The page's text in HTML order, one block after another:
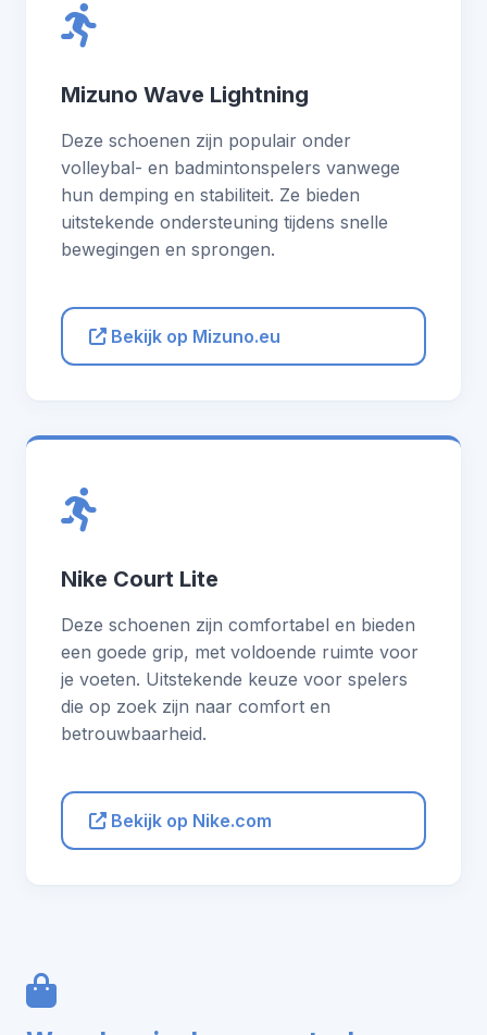
Mizuno Wave Lightning
Deze schoenen zijn populair onder
volleybal- en badmintonspelers vanwege
hun demping en stabiliteit. Ze bieden
uitstekende ondersteuning tijdens snelle
bewegingen en sprongen.
Bekijk op Mizuno.eu
Nike Court Lite
Deze schoenen zijn comfortabel en bieden
een goede grip, met voldoende ruimte voor
je voeten. Uitstekende keuze voor spelers
die op zoek zijn naar comfort en
betrouwbaarheid.
Bekijk op Nike.com